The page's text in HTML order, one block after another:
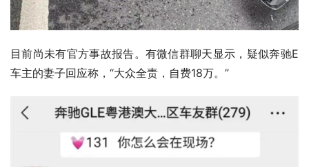
目前尚未有官方事故报告。有微信群聊天显示，疑似奔驰E
车主的妻子回应称，“大众全责，自费18万。”